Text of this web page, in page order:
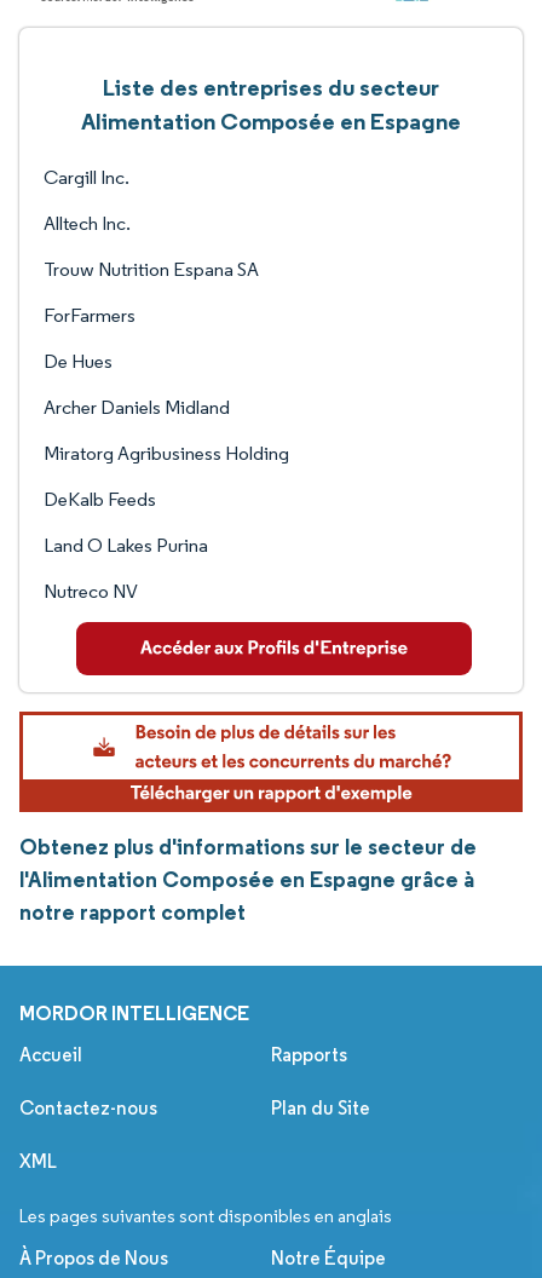
Liste des entreprises du secteur
Alimentation Composée en Espagne
Cargill Inc.
Alltech Inc.
Trouw Nutrition Espana SA
ForFarmers
De Hues
Archer Daniels Midland
Miratorg Agribusiness Holding
DeKalb Feeds
Land O Lakes Purina
Nutreco NV
Obtenez plus d'informations sur le secteur de
l'Alimentation Composée en Espagne grâce à
notre rapport complet
MORDOR INTELLIGENCE
Accueil Rapports
Contactez-nous Plan du Site
XML
Les pages suivantes sont disponibles en anglais
À Propos de Nous Notre Équipe